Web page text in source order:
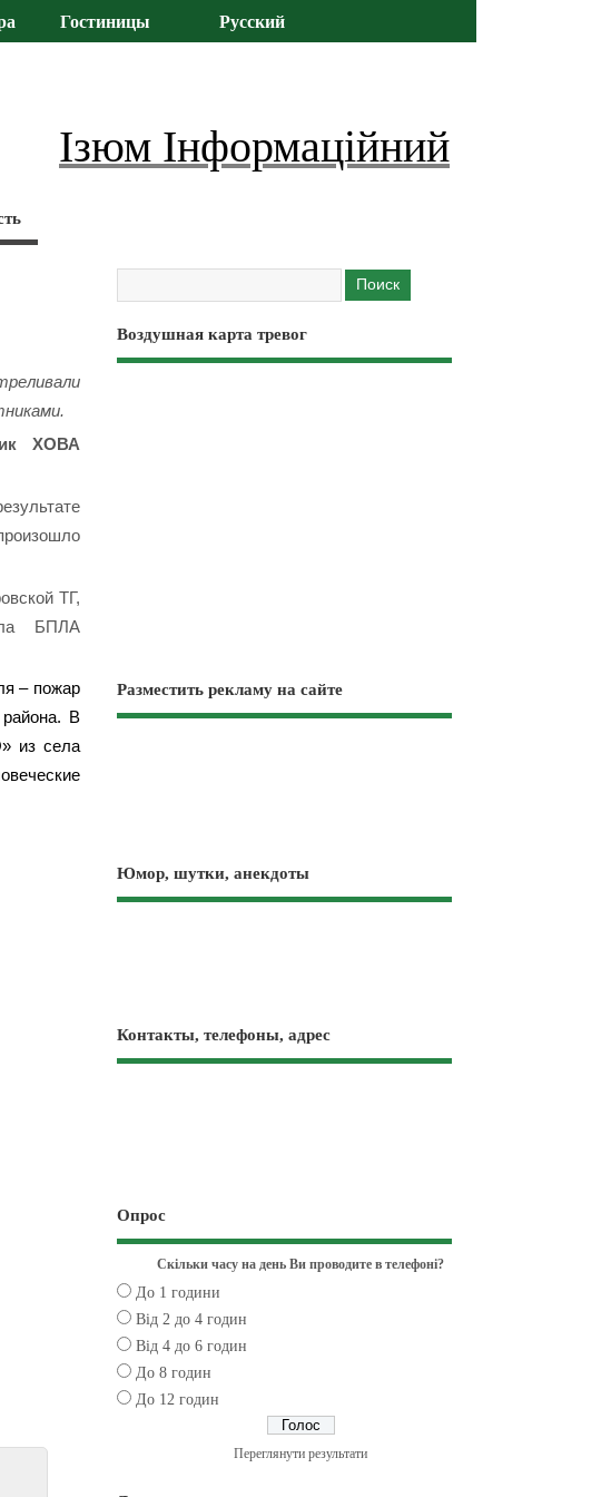
Гостиницы Русский
Ізюм Інформаційний
ХОВА
ТГ,
БПЛА
– пожар
В
из села
Воздушная карта тревог
Разместить рекламу на сайте
Юмор, шутки, анекдоты
Контакты, телефоны, адрес
Опрос
Скільки часу на день Ви проводите в телефоні?
До 1 години
Від 2 до 4 годин
Від 4 до 6 годин
До 8 годин
До 12 годин
Переглянути результати